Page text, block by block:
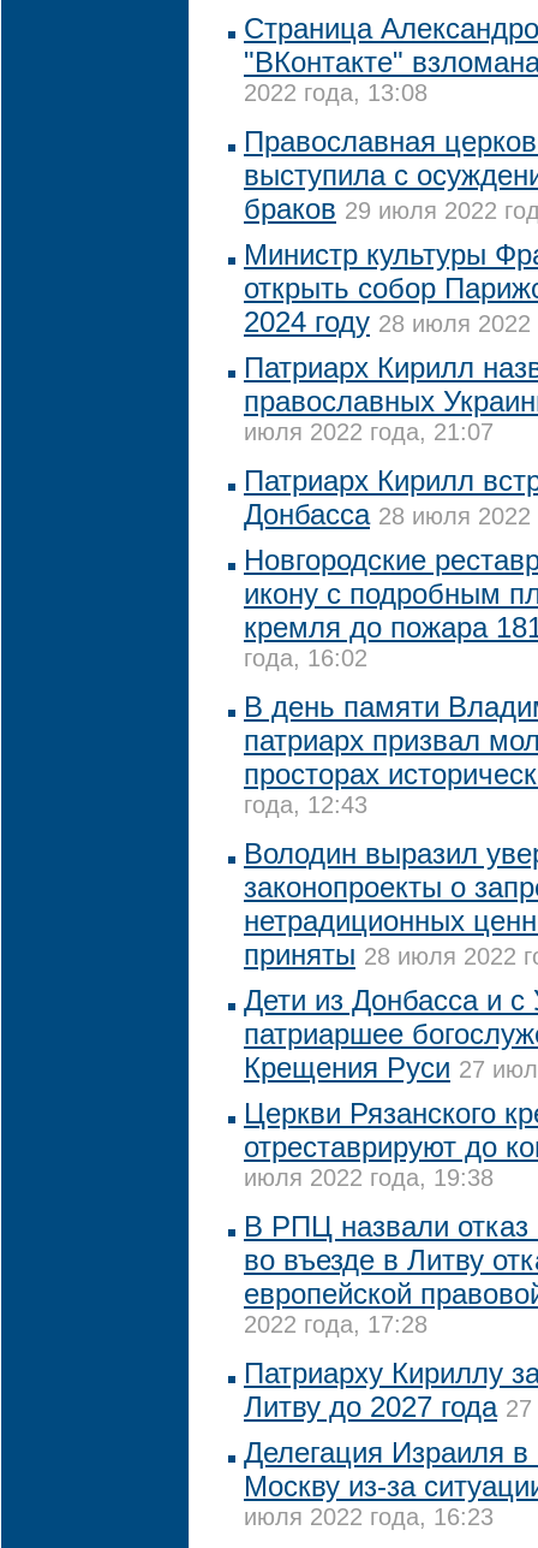
Страница
"ВКонтакте"
2022 года, 13:08
Православная
выступила с
браков 29 июля 2022
Министр культуры
открыть собор
2024 году 28 июля 2022
Патриарх Кирилл
православных
июля 2022 года, 21:07
Патриарх Кирилл
Донбасса 28 июля 2022
Новгородские
икону с подробным
кремля до пожара
года, 16:02
В день памяти
патриарх призвал
просторах
года, 12:43
Володин выразил
законопроекты о
нетрадиционных
приняты 28 июля 2022
Дети из Донбасса и с
патриаршее
Крещения Руси 27
Церкви Рязанского
отреставрируют до
июля 2022 года, 19:38
В РПЦ назвали отказ
во въезде в Литву
европейской
2022 года, 17:28
Патриарху Кириллу
Литву до 2027 года
Делегация Израиля в
Москву из-за
июля 2022 года, 16:23